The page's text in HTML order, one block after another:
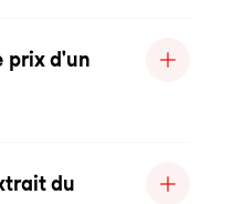
prix d'un
du